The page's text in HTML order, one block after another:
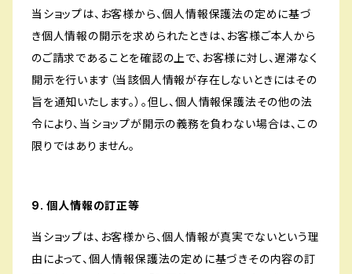
当ショップは、お客様から、個人情報保護法の定めに基づ
き個人情報の開示を求められたときは、お客様ご本人から
のご請求であることを確認の上で、お客様に対し、遅滞なく
開示を行います（当該個人情報が存在しないときにはその
旨を通知いたします。）。但し、個人情報保護法その他の法
令により、当ショップが開示の義務を負わない場合は、この
限りではありません。
9. 個人情報の訂正等
当ショップは、お客様から、個人情報が真実でないという理
由によって、個人情報保護法の定めに基づきその内容の訂